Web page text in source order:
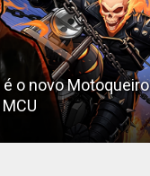
é o novo Motoqueiro